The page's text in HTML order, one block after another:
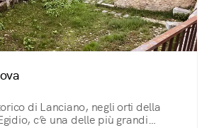
di Lanciano, negli orti della
c’è una delle più grandi